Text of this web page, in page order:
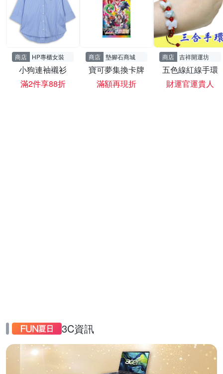
商店 HP專櫃女裝
小狗連袖襯衫
滿2件享88折
商店 墊腳石商城
寶可夢集換卡牌
滿額再現折
商店 吉祥開運坊
五色線紅線手環
財運官運貴人
3C資訊